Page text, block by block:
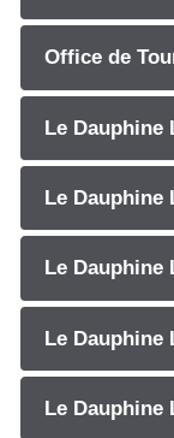
Office de
Le Dauphine
Le Dauphine
Le Dauphine
Le Dauphine
Le Dauphine